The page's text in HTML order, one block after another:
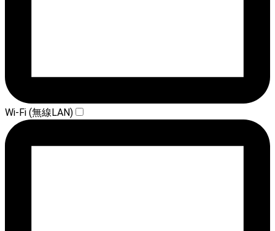
Wi-Fi (無線LAN)